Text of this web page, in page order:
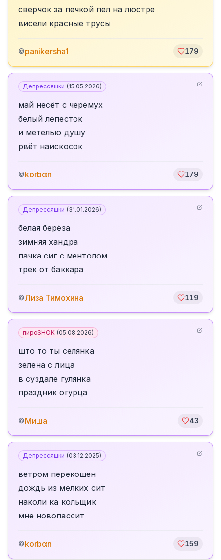
сверчок за печкой пел на люстре
висели красные трусы
©panikersha1 179
Депрессяшки (15.05.2026)
май несёт с черемух
белый лепесток
и метелью душу
рвёт наискосок
©korbαn 179
Депрессяшки (31.01.2026)
белая берёза
зимняя хандра
пачка сиг с ментолом
трек от баккара
©Лиза Тимохина 119
пироSHOK (05.08.2026)
што то ты селянка
зелена с лица
в суздале гулянка
праздник огурца
©Миша 43
Депрессяшки (03.12.2025)
ветром перекошен
дождь из мелких сит
наколи ка кольщик
мне новопассит
©korbαn 159